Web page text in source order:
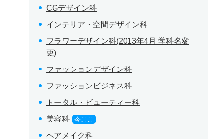
CGデザイン科
インテリア・空間デザイン科
フラワーデザイン科(2013年4月 学科名変
更)
ファッションデザイン科
ファッションビジネス科
トータル・ビューティー科
美容科
今ここ
ヘアメイク科